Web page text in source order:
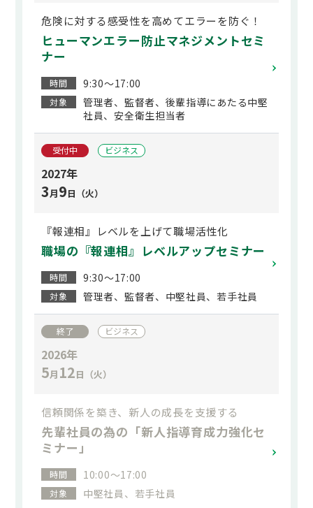
危険に対する感受性を高めてエラーを防ぐ！
ヒューマンエラー防止マネジメントセミ
ナー
時間 9:30～17:00
対象
管理者、監督者、後輩指導にあたる中堅
社員、安全衛生担当者
受付中 ビジネス
2027年
3月9日（火）
『報連相』レベルを上げて職場活性化
職場の『報連相』レベルアップセミナー
時間 9:30～17:00
対象 管理者、監督者、中堅社員、若手社員
終了 ビジネス
2026年
5月 12日（火）
信頼関係を築き、新人の成長を支援する
先輩社員の為の「新人指導育成力強化セ
ミナー」
時間 10:00～17:00
対象 中堅社員、若手社員